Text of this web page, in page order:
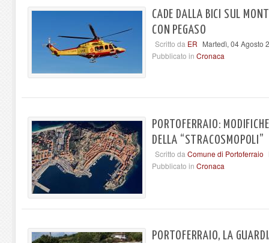
CADE DALLA BICI SUL
CON PEGASO
Scritto da ER Martedì, 04 Agosto
Pubblicato in Cronaca
PORTOFERRAIO:
DELLA “STRACOSMOPOLI”
Scritto daComune di Portoferraio
Pubblicato in Cronaca
PORTOFERRAIO, LA